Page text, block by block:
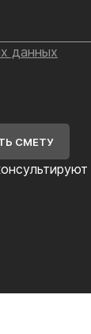
данных
СМЕТУ